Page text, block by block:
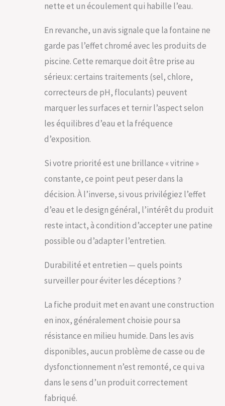
nette et un écoulement qui habille l’eau.
En revanche, un avis signale que la fontaine ne
garde pas l’effet chromé avec les produits de
piscine. Cette remarque doit être prise au
sérieux: certains traitements (sel, chlore,
correcteurs de pH, floculants) peuvent
marquer les surfaces et ternir l’aspect selon
les équilibres d’eau et la fréquence
d’exposition.
Si votre priorité est une brillance « vitrine »
constante, ce point peut peser dans la
décision. À l’inverse, si vous privilégiez l’effet
d’eau et le design général, l’intérêt du produit
reste intact, à condition d’accepter une patine
possible ou d’adapter l’entretien.
Durabilité et entretien — quels points
surveiller pour éviter les déceptions ?
La fiche produit met en avant une construction
en inox, généralement choisie pour sa
résistance en milieu humide. Dans les avis
disponibles, aucun problème de casse ou de
dysfonctionnement n’est remonté, ce qui va
dans le sens d’un produit correctement
fabriqué.